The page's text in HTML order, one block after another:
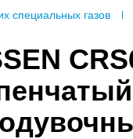
специальных газов